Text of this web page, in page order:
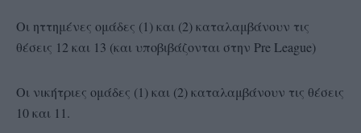
Οι ηττημένες ομάδες (1) και (2) καταλαμβάνουν τις
θέσεις 12 και 13 (και υποβιβάζονται στην Pre League)
Οι νικήτριες ομάδες (1) και (2) καταλαμβάνουν τις θέσεις
10 και 11.